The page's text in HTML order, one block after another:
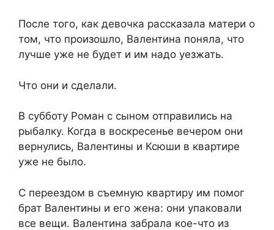
После того, как девочка рассказала матери о
том, что произошло, Валентина поняла, что
лучше уже не будет и им надо уезжать.
Что они и сделали.
В субботу Роман с сыном отправились на
рыбалку. Когда в воскресенье вечером они
вернулись, Валентины и Ксюши в квартире
уже не было.
С переездом в съемную квартиру им помог
брат Валентины и его жена: они упаковали
все вещи. Валентина забрала кое-что из